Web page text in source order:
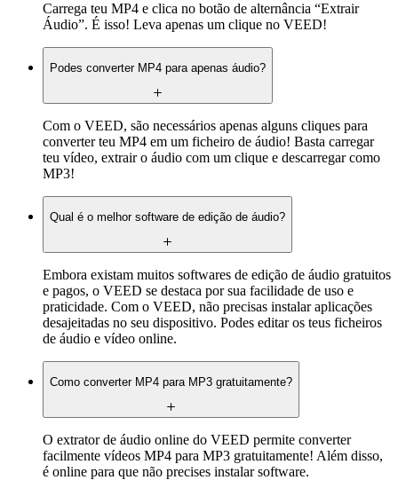
Carrega teu MP4 e clica no botão de alternância “Extrair
Áudio”. É isso! Leva apenas um clique no VEED!
Podes converter MP4 para apenas áudio?
Com o VEED, são necessários apenas alguns cliques para
converter teu MP4 em um ficheiro de áudio! Basta carregar
teu vídeo, extrair o áudio com um clique e descarregar como
MP3!
Qual é o melhor software de edição de áudio?
Embora existam muitos softwares de edição de áudio gratuitos
e pagos, o VEED se destaca por sua facilidade de uso e
praticidade. Com o VEED, não precisas instalar aplicações
desajeitadas no seu dispositivo. Podes editar os teus ficheiros
de áudio e vídeo online.
Como converter MP4 para MP3 gratuitamente?
O extrator de áudio online do VEED permite converter
facilmente vídeos MP4 para MP3 gratuitamente! Além disso,
é online para que não precises instalar software.